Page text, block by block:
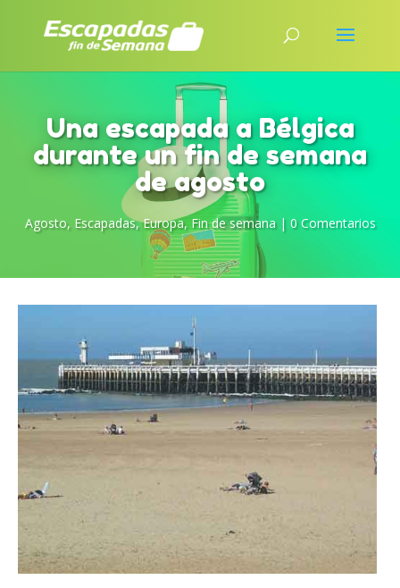
Una escapada a Bélgica
durante un fin de semana
de agosto
Agosto, Escapadas,Europa, Fin de semana| 0 Comentarios